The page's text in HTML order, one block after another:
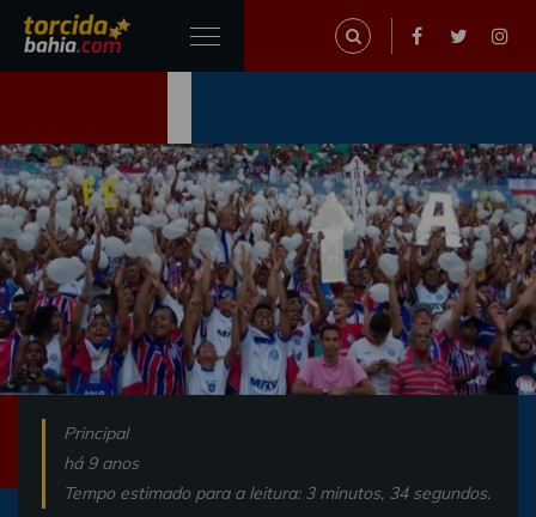
Principal
há 9 anos
Tempo estimado para a leitura: 3 minutos, 34 segundos.